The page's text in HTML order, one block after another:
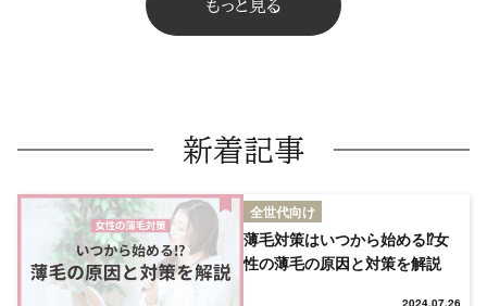
もっと見る
新着記事
全世代向け
薄毛対策はいつから始める⁉女
性の薄毛の原因と対策を解説
2024.07.26